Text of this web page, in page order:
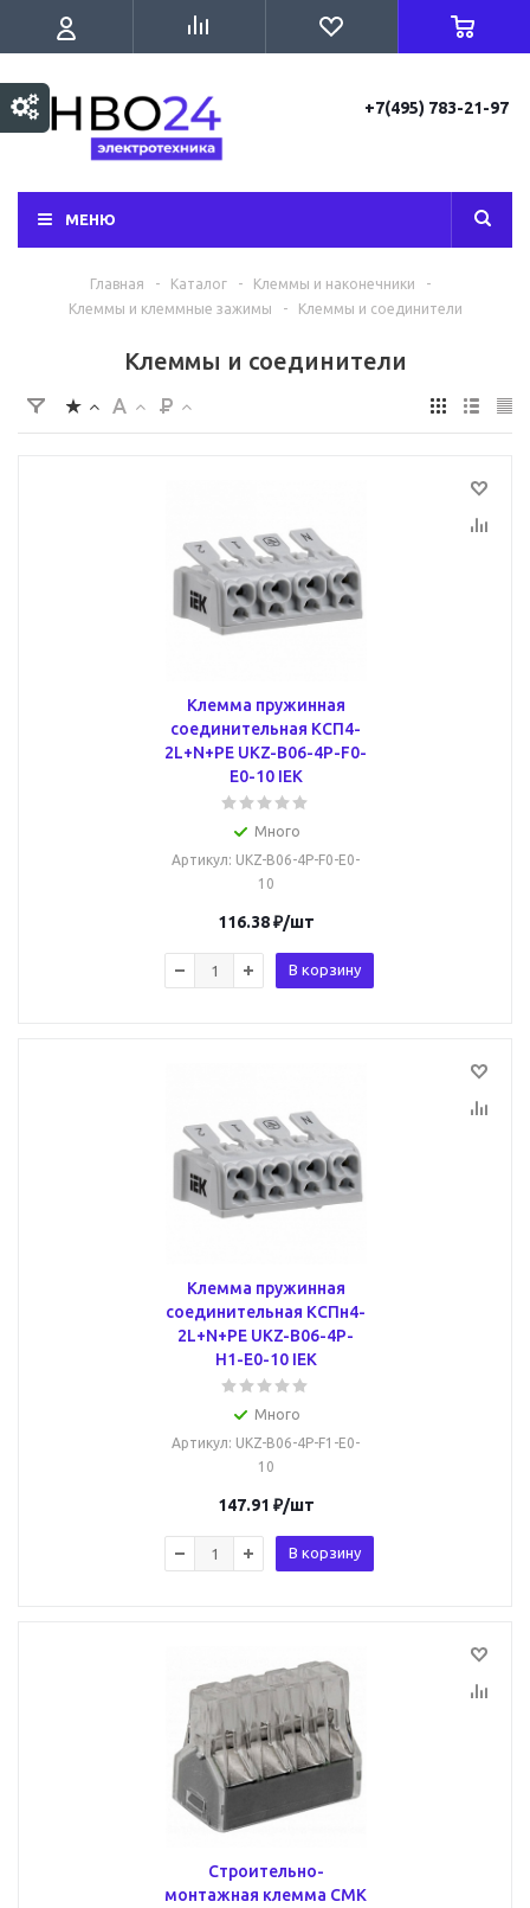
+7(495) 783-21-97
МЕНЮ
Главная - Каталог - Клеммы и наконечники
-
Клеммы и клеммные зажимы
- Клеммы и соединители
Клеммы и соединители
Клемма пружинная
соединительная КСП4-
2L+N+PE UKZ-B06-4P-F0-
E0-10 IEK
Много
Артикул: UKZ-B06-4P-F0-E0-
10
116.38₽/шт
В корзину
Клемма пружинная
соединительная КСПн4-
2L+N+PE UKZ-B06-4P-
H1-E0-10 IEK
Много
Артикул: UKZ-B06-4P-F1-E0-
10
147.91 ₽/шт
В корзину
Строительно-
монтажная клемма СМК